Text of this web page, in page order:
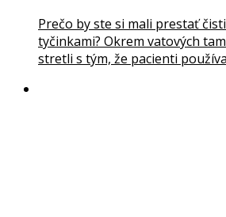
Prečo by ste si mali prestať
tyčinkami? Okrem vatových
stretli s tým, že pacienti